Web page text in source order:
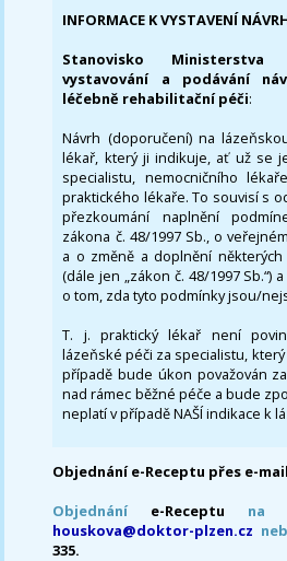
INFORMACE K VYSTAVENÍ
Stanovisko
vystavování a podávání
léčebně rehabilitační péči:
Návrh (doporučení) na
lékař, který ji indikuje, ať už se
specialistu, nemocničního
praktického lékaře. To souvisí s
přezkoumání naplnění
zákona č. 48/1997 Sb., o
a o změně a doplnění
(dále jen „zákon č. 48/1997 Sb.“)
o tom, zda tyto podmínky jsou/
T. j. praktický lékař není
lázeňské péči za specialistu,
případě bude úkon považován
nad rámec běžné péče a bude
neplatí v případě NAŠÍ indikace k
Objednání e-Receptu přes e-
Objednání e-Receptu na
houskova@doktor-plzen.cz
335.